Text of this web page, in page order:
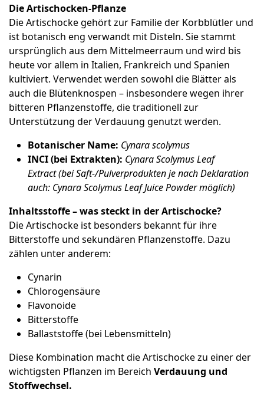
Die Artischocken-Pflanze
Die Artischocke gehört zur Familie der Korbblütler und
ist botanisch eng verwandt mit Disteln. Sie stammt
ursprünglich aus dem Mittelmeerraum und wird bis
heute vor allem in Italien, Frankreich und Spanien
kultiviert. Verwendet werden sowohl die Blätter als
auch die Blütenknospen – insbesondere wegen ihrer
bitteren Pflanzenstoffe, die traditionell zur
Unterstützung der Verdauung genutzt werden.
Botanischer Name: Cynara scolymus
INCI (bei Extrakten): Cynara Scolymus Leaf
Extract(bei Saft-/Pulverprodukten je nach Deklaration
auch: Cynara Scolymus Leaf Juice Powder möglich)
Inhaltsstoffe – was steckt in der Artischocke?
Die Artischocke ist besonders bekannt für ihre
Bitterstoffe und sekundären Pflanzenstoffe. Dazu
zählen unter anderem:
Cynarin
Chlorogensäure
Flavonoide
Bitterstoffe
Ballaststoffe (bei Lebensmitteln)
Diese Kombination macht die Artischocke zu einer der
wichtigsten Pflanzen im Bereich Verdauung und
Stoffwechsel.